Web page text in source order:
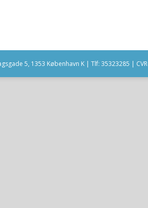
5, 1353 København K | Tlf: 35323285 |